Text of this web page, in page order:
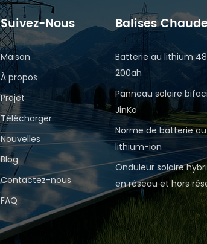
Suivez-Nous
Maison
À propos
Projet
Télécharger
Nouvelles
Blog
Contactez-nous
FAQ
Balises
Batterie au lithium
200ah
Panneau solaire
JinKo
Norme de batterie au
lithium-ion
Onduleur solaire
en réseau et hors